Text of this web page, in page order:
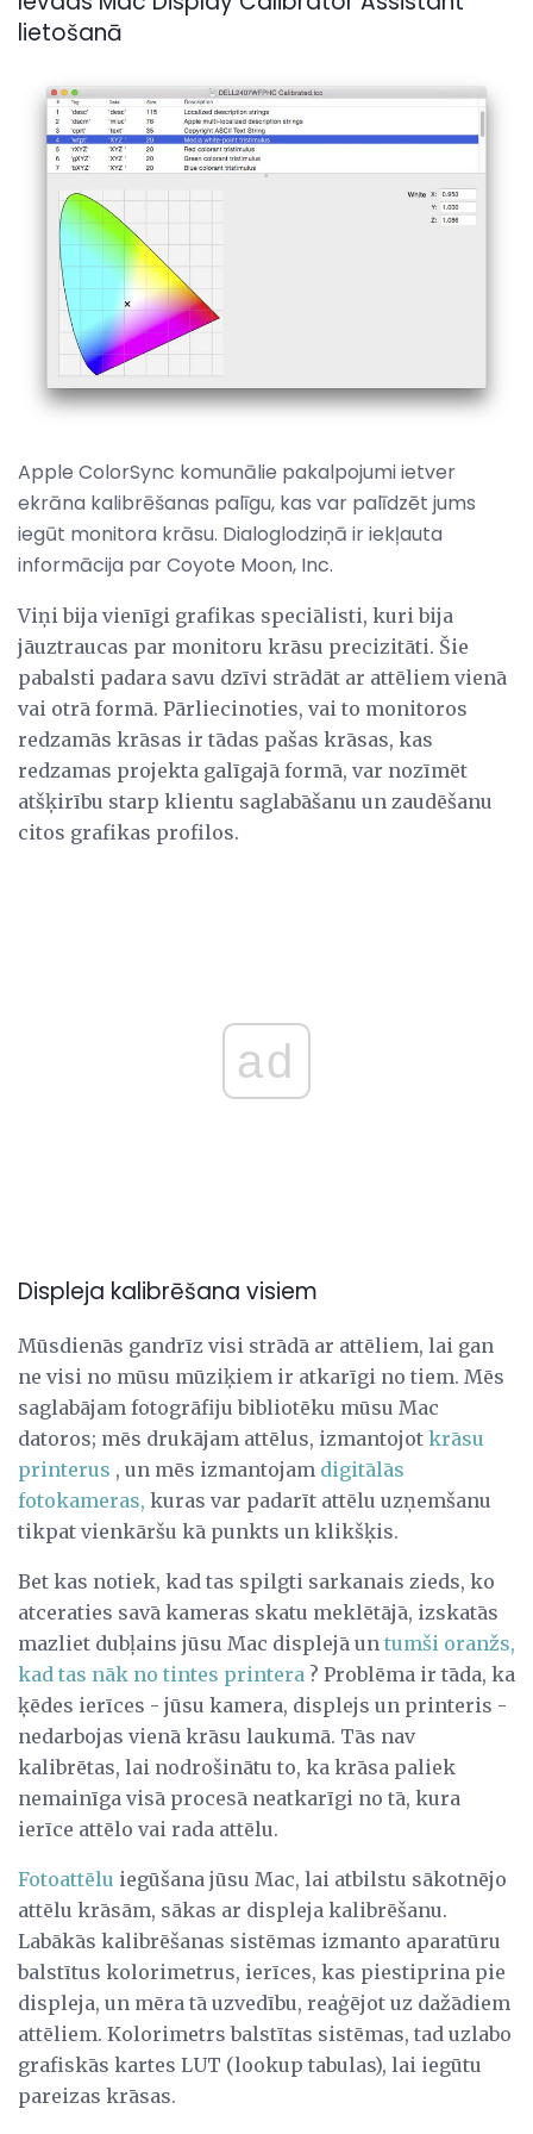
lietošanā
Apple ColorSync komunālie pakalpojumi ietver
ekrāna kalibrēšanas palīgu, kas var palīdzēt jums
iegūt monitora krāsu. Dialoglodziņā ir iekļauta
informācija par Coyote Moon, Inc.
Viņi bija vienīgi grafikas speciālisti, kuri bija
jāuztraucas par monitoru krāsu precizitāti. Šie
pabalsti padara savu dzīvi strādāt ar attēliem vienā
vai otrā formā. Pārliecinoties, vai to monitoros
redzamās krāsas ir tādas pašas krāsas, kas
redzamas projekta galīgajā formā, var nozīmēt
atšķirību starp klientu saglabāšanu un zaudēšanu
citos grafikas profilos.
ad
Displeja kalibrēšana visiem
Mūsdienās gandrīz visi strādā ar attēliem, lai gan
ne visi no mūsu mūziķiem ir atkarīgi no tiem. Mēs
saglabājam fotogrāfiju bibliotēku mūsu Mac
datoros; mēs drukājam attēlus, izmantojot krāsu
printerus , un mēs izmantojam digitālās
fotokameras, kuras var padarīt attēlu uzņemšanu
tikpat vienkāršu kā punkts un klikšķis.
Bet kas notiek, kad tas spilgti sarkanais zieds, ko
atceraties savā kameras skatu meklētājā, izskatās
mazliet dubļains jūsu Mac displejā un tumši oranžs,
kad tas nāk no tintes printera ? Problēma ir tāda, ka
ķēdes ierīces - jūsu kamera, displejs un printeris -
nedarbojas vienā krāsu laukumā. Tās nav
kalibrētas, lai nodrošinātu to, ka krāsa paliek
nemainīga visā procesā neatkarīgi no tā, kura
ierīce attēlo vai rada attēlu.
Fotoattēlu iegūšana jūsu Mac, lai atbilstu sākotnējo
attēlu krāsām, sākas ar displeja kalibrēšanu.
Labākās kalibrēšanas sistēmas izmanto aparatūru
balstītus kolorimetrus, ierīces, kas piestiprina pie
displeja, un mēra tā uzvedību, reaģējot uz dažādiem
attēliem. Kolorimetrs balstītas sistēmas, tad uzlabo
grafiskās kartes LUT (lookup tabulas), lai iegūtu
pareizas krāsas.